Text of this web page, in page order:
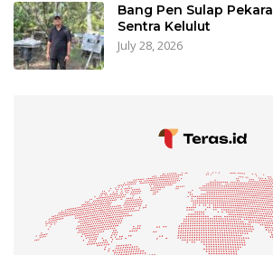
Bang Pen Sulap
Sentra Kelulut
July 28, 2026